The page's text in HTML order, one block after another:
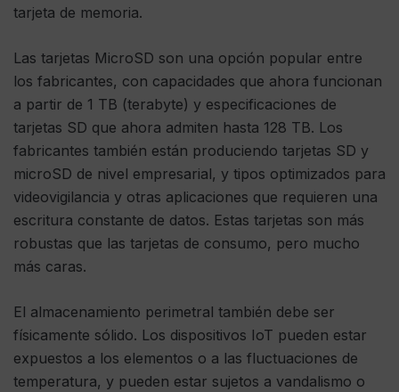
tarjeta de memoria.
Las tarjetas MicroSD son una opción popular entre
los fabricantes, con capacidades que ahora funcionan
a partir de 1 TB (terabyte) y especificaciones de
tarjetas SD que ahora admiten hasta 128 TB. Los
fabricantes también están produciendo tarjetas SD y
microSD de nivel empresarial, y tipos optimizados para
videovigilancia y otras aplicaciones que requieren una
escritura constante de datos. Estas tarjetas son más
robustas que las tarjetas de consumo, pero mucho
más caras.
El almacenamiento perimetral también debe ser
físicamente sólido. Los dispositivos IoT pueden estar
expuestos a los elementos o a las fluctuaciones de
temperatura, y pueden estar sujetos a vandalismo o